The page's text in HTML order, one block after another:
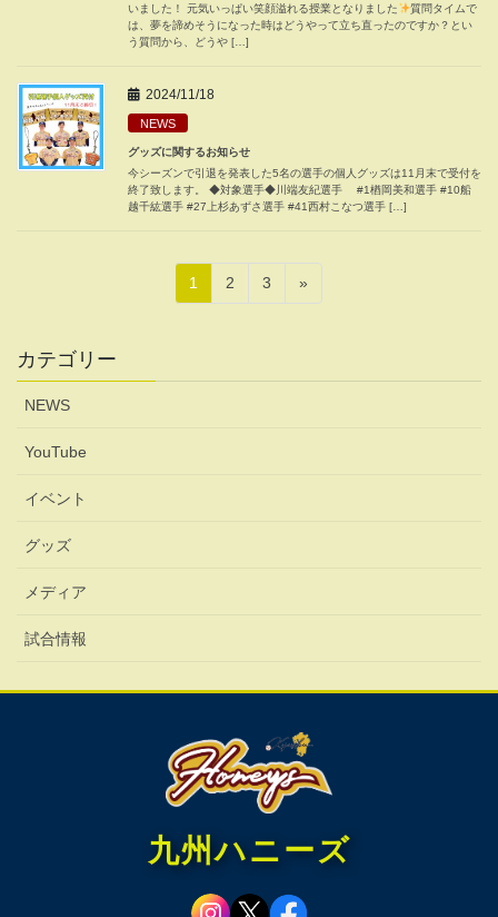
いました！ 元気いっぱい笑顔溢れる授業となりました
質問タイムで
は、夢を諦めそうになった時はどうやって立ち直ったのですか？とい
う質問から、どうや […]
2024/11/18
NEWS
グッズに関するお知らせ
今シーズンで引退を発表した5名の選手の個人グッズは11月末で受付を
終了致します。 ◆対象選手◆川端友紀選手 #1楢岡美和選手 #10船
越千紘選手 #27上杉あずさ選手 #41西村こなつ選手 […]
の
ペ
ー
ジ
り
固
定
ジ
1
固
定
ジ
2
固
定
ジ
3 »
カテゴリー
NEWS
YouTube
イベント
グッズ
メディア
試合情報
九州ハニーズ